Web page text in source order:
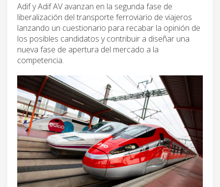
Adif y Adif AV avanzan en la segunda fase de
liberalización del transporte ferroviario de viajeros
lanzando un cuestionario para recabar la opinión de
los posibles candidatos y contribuir a diseñar una
nueva fase de apertura del mercado a la
competencia.